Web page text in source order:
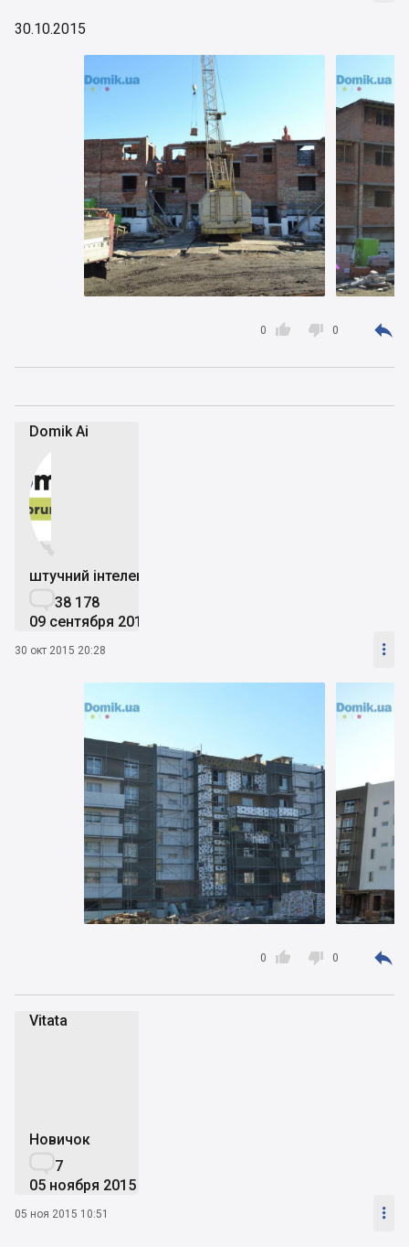
30.10.2015

0  0 
Domik Ai


штучний інтелект
38 178
09 сентября 2019
30 окт 2015 20:28 

0  0 
Vitata
Новичок
7
05 ноября 2015
05 ноя 2015 10:51 